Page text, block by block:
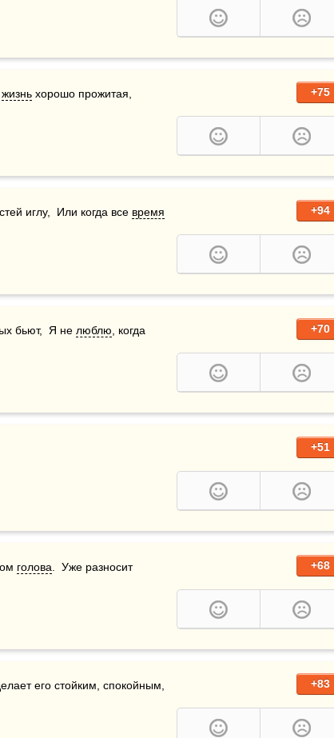
+75
жизнь хорошо прожитая,
+94
иглу,  Или когда все время
+70
бьют,  Я не люблю , когда
+51
+68
голова .  Уже разносит
+83
его стойким, спокойным,